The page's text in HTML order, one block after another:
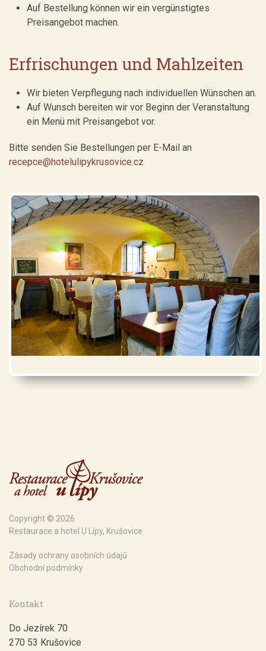
Auf Bestellung können wir ein vergünstigtes
Preisangebot machen.
Erfrischungen und Mahlzeiten
Wir bieten Verpflegung nach individuellen Wünschen an.
Auf Wunsch bereiten wir vor Beginn der Veranstaltung
ein Menü mit Preisangebot vor.
Bitte senden Sie Bestellungen per E-Mail an
recepce@hotelulipykrusovice.cz
Copyright © 2026
Restaurace a hotel U Lípy, Krušovice
Zásady ochrany osobních údajů
Obchodní podmínky
Kontakt
Do Jezírek 70
270 53 Krušovice